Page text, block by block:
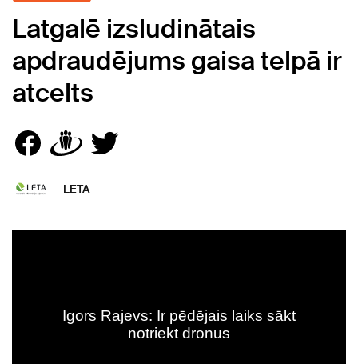
Latgalē izsludinātais
apdraudējums gaisa telpā ir
atcelts
LETA